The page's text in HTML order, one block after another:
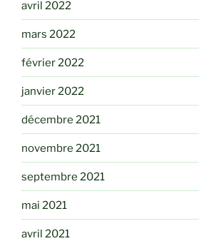
avril 2022
mars 2022
février 2022
janvier 2022
décembre 2021
novembre 2021
septembre 2021
mai 2021
avril 2021